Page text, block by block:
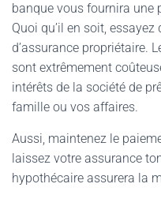
banque vous fournira une
Quoi qu’il en soit,
d’assurance propriétaire.
sont extrêmement
intérêts de la société de
famille ou vos affaires.
Aussi, maintenez le
laissez votre assurance
hypothécaire assurera la